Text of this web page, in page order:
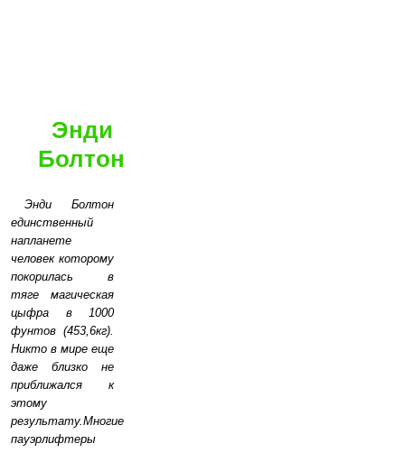
Энди
Болтон
Энди Болтон
единственный
напланете
человек которому
покорилась в
тяге магическая
цыфра в 1000
фунтов (453,6кг).
Никто в мире еще
даже близко не
приближался к
этому
результату.Многие
пауэрлифтеры